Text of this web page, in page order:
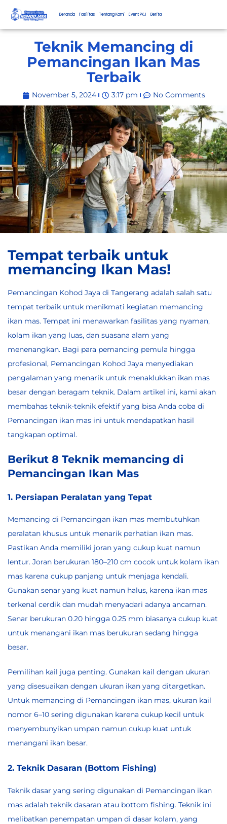
Beranda Fasilitas Tentang Kami Event PKJ Berita
Teknik Memancing di
Pemancingan Ikan Mas
Terbaik
November 5, 2024 3:17 pm No Comments
Tempat terbaik untuk
memancing Ikan Mas!
Pemancingan Kohod Jaya di Tangerang adalah salah satu
tempat terbaik untuk menikmati kegiatan memancing
ikan mas. Tempat ini menawarkan fasilitas yang nyaman,
kolam ikan yang luas, dan suasana alam yang
menenangkan. Bagi para pemancing pemula hingga
profesional, Pemancingan Kohod Jaya menyediakan
pengalaman yang menarik untuk menaklukkan ikan mas
besar dengan beragam teknik. Dalam artikel ini, kami akan
membahas teknik-teknik efektif yang bisa Anda coba di
Pemancingan ikan mas ini untuk mendapatkan hasil
tangkapan optimal.
Berikut 8 Teknik memancing di
Pemancingan Ikan Mas
1. Persiapan Peralatan yang Tepat
Memancing di Pemancingan ikan mas membutuhkan
peralatan khusus untuk menarik perhatian ikan mas.
Pastikan Anda memiliki joran yang cukup kuat namun
lentur. Joran berukuran 180–210 cm cocok untuk kolam ikan
mas karena cukup panjang untuk menjaga kendali.
Gunakan senar yang kuat namun halus, karena ikan mas
terkenal cerdik dan mudah menyadari adanya ancaman.
Senar berukuran 0.20 hingga 0.25 mm biasanya cukup kuat
untuk menangani ikan mas berukuran sedang hingga
besar.
Pemilihan kail juga penting. Gunakan kail dengan ukuran
yang disesuaikan dengan ukuran ikan yang ditargetkan.
Untuk memancing di Pemancingan ikan mas, ukuran kail
nomor 6–10 sering digunakan karena cukup kecil untuk
menyembunyikan umpan namun cukup kuat untuk
menangani ikan besar.
2. Teknik Dasaran (Bottom Fishing)
Teknik dasar yang sering digunakan di Pemancingan ikan
mas adalah teknik dasaran atau bottom fishing. Teknik ini
melibatkan penempatan umpan di dasar kolam, yang